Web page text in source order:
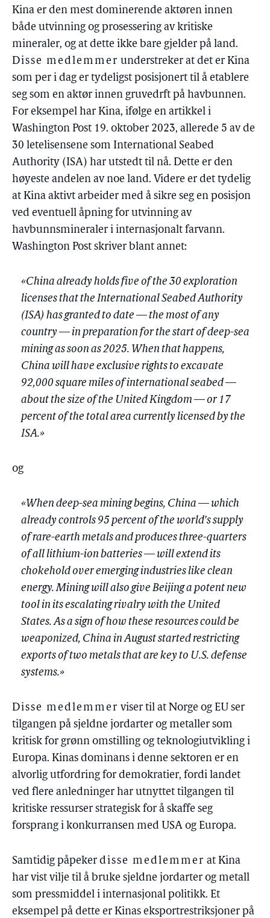
Kina er den mest dominerende aktøren innen
både utvinning og prosessering av kritiske
mineraler, og at dette ikke bare gjelder på land.
Disse medlemmer understreker at det er Kina
som per i dag er tydeligst posisjonert til å etablere
seg som en aktør innen gruvedrft på havbunnen.
For eksempel har Kina, ifølge en artikkel i
Washington Post 19. oktober 2023, allerede 5 av de
30 letelisensene som International Seabed
Authority (ISA) har utstedt til nå. Dette er den
høyeste andelen av noe land. Videre er det tydelig
at Kina aktivt arbeider med å sikre seg en posisjon
ved eventuell åpning for utvinning av
havbunnsmineraler i internasjonalt farvann.
Washington Post skriver blant annet:
«China already holds five of the 30 exploration
licenses that the International Seabed Authority
(ISA) has granted to date — the most of any
country — in preparation for the start of deep-sea
mining as soon as 2025. When that happens,
China will have exclusive rights to excavate
92,000 square miles of international seabed —
about the size of the United Kingdom — or 17
percent of the total area currently licensed by the
ISA.»
og
«When deep-sea mining begins, China — which
already controls 95 percent of the world’s supply
of rare-earth metals and produces three-quarters
of all lithium-ion batteries — will extend its
chokehold over emerging industries like clean
energy. Mining will also give Beijing a potent new
tool in its escalating rivalry with the United
States. As a sign of how these resources could be
weaponized, China in August started restricting
exports of two metals that are key to U.S. defense
systems.»
Disse medlemmer viser til at Norge og EU ser
tilgangen på sjeldne jordarter og metaller som
kritisk for grønn omstilling og teknologiutvikling i
Europa. Kinas dominans i denne sektoren er en
alvorlig utfordring for demokratier, fordi landet
ved flere anledninger har utnyttet tilgangen til
kritiske ressurser strategisk for å skaffe seg
forsprang i konkurransen med USA og Europa.
Samtidig påpeker disse medlemmer at Kina
har vist vilje til å bruke sjeldne jordarter og metall
som pressmiddel i internasjonal politikk. Et
eksempel på dette er Kinas eksportrestriksjoner på